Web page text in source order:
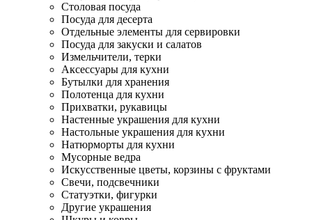
Столовая посуда
Посуда для десерта
Отдельные элементы для сервировки
Посуда для закуски и салатов
Измельчители, терки
Аксессуары для кухни
Бутылки для хранения
Полотенца для кухни
Прихватки, рукавицы
Настенные украшения для кухни
Настольные украшения для кухни
Натюрморты для кухни
Мусорные ведра
Искусственные цветы, корзины с фруктами
Свечи, подсвечники
Статуэтки, фигурки
Другие украшения